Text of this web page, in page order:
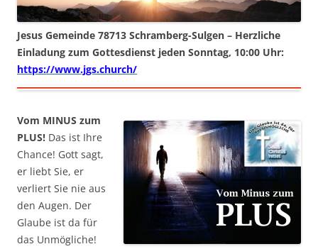
Jesus Gemeinde 78713 Schramberg-Sulgen – Herzliche
Einladung zum Gottesdienst jeden Sonntag, 10:00 Uhr:
https://www.jgs.church/
Vom MINUS zum
PLUS! Das ist Ihre
Chance! Gott sagt,
er liebt Sie, er
verliert Sie nie aus
den Augen. Der
Glaube ist da für
das Unmögliche!